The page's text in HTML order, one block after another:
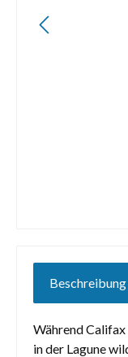
Beschreibung
Während Califax
in der Lagune